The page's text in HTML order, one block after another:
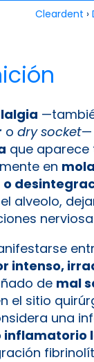
Cleardent ›
o dry socket—
que aparece
en
alveolo,
intenso,
de mal
el sitio
una
inflamatorio